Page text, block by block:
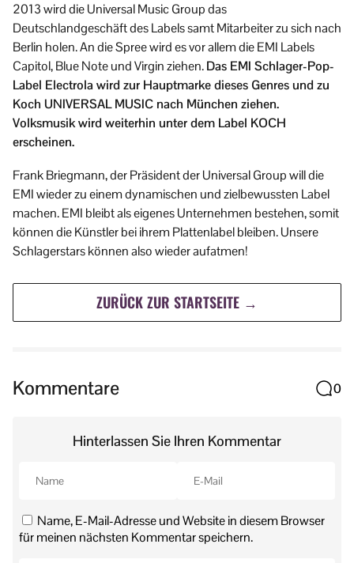
2013 wird die Universal Music Group das
Deutschlandgeschäft des Labels samt Mitarbeiter zu sich nach
Berlin holen. An die Spree wird es vor allem die EMI Labels
Capitol, Blue Note und Virgin ziehen.Das EMI Schlager-Pop-
Label Electrola wird zur Hauptmarke dieses Genres und zu
Koch UNIVERSAL MUSIC nach München ziehen.
Volksmusik wird weiterhin unter dem Label KOCH
erscheinen.
Frank Briegmann, der Präsident der Universal Group will die
EMI wieder zu einem dynamischen und zielbewussten Label
machen. EMI bleibt als eigenes Unternehmen bestehen, somit
können die Künstler bei ihrem Plattenlabel bleiben. Unsere
Schlagerstars können also wieder aufatmen!
ZURÜCK ZUR STARTSEITE →
Kommentare 0
Hinterlassen Sie Ihren Kommentar
Name, E-Mail-Adresse und Website in diesem Browser
für meinen nächsten Kommentar speichern.